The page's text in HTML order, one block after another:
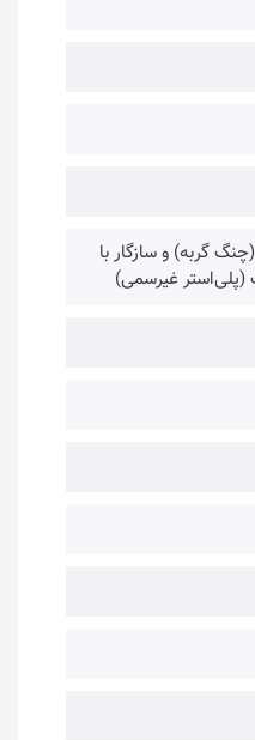
گربه) و سازگار با
غیرسمی)